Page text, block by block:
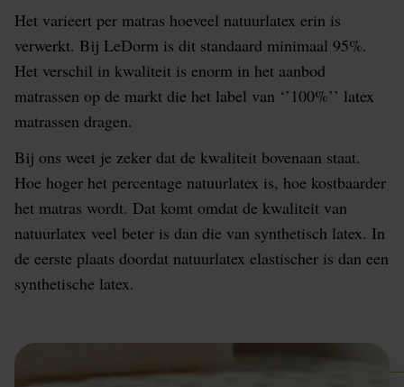
Het varieert per matras hoeveel natuurlatex erin is
verwerkt. Bij LeDorm is dit standaard minimaal 95%.
Het verschil in kwaliteit is enorm in het aanbod
matrassen op de markt die het label van ‘’100%’’ latex
matrassen dragen.
Bij ons weet je zeker dat de kwaliteit bovenaan staat.
Hoe hoger het percentage natuurlatex is, hoe kostbaarder
het matras wordt. Dat komt omdat de kwaliteit van
natuurlatex veel beter is dan die van synthetisch latex. In
de eerste plaats doordat natuurlatex elastischer is dan een
synthetische latex.